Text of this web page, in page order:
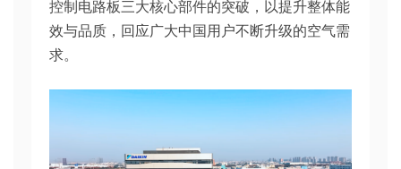
控制电路板三大核心部件的突破，以提升整体能
效与品质，回应广大中国用户不断升级的空气需
求。